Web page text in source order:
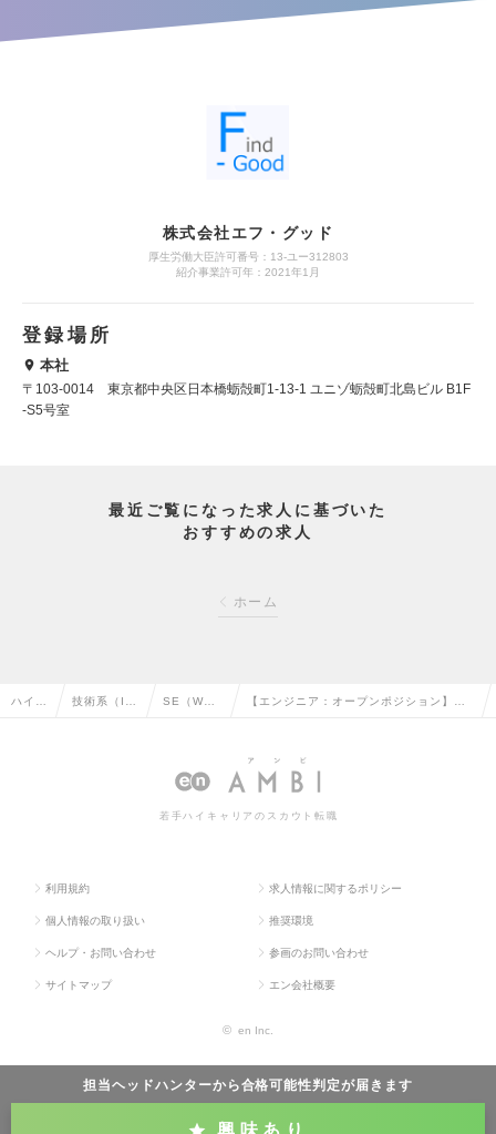
株式会社エフ・グッド
厚生労働大臣許可番号：13-ユー312803
紹介事業許可年：2021年1月
登録場所
本社
〒103-0014 東京都中央区日本橋蛎殻町1-13-1 ユニゾ蛎殻町北島ビル B1F
-S5号室
最近ご覧になった求人に基づいた
おすすめの求人
ホーム
担当ヘッドハンターから合格可能性判定が届きます
興味あり
ハイク 技術系（I SE（We
ン系）の
【エンジニア：オープンポジション】世
裁量大◎／柔軟な働き方が可能の求人情
若手ハイキャリアのスカウト転職
利用規約 求人情報に関するポリシー
個人情報の取り扱い 推奨環境
ヘルプ・お問い合わせ 参画のお問い合わせ
サイトマップ エン会社概要
© en Inc.